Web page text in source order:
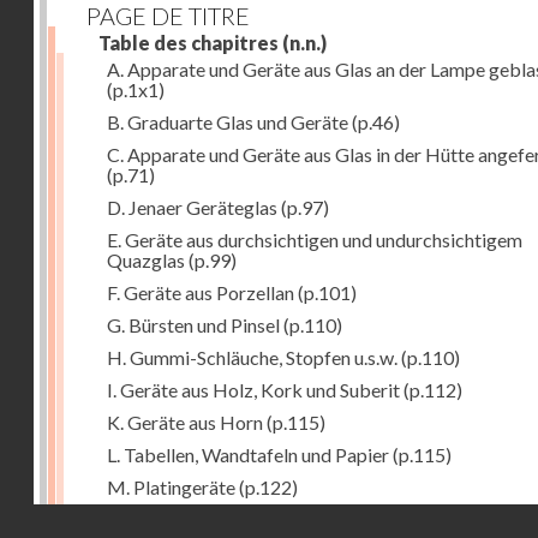
PAGE DE TITRE
Table des chapitres (n.n.)
A. Apparate und Geräte aus Glas an der Lampe
(p.1x1)
B. Graduarte Glas und Geräte(p.46)
C. Apparate und Geräte aus Glas in der Hütte
(p.71)
D. Jenaer Geräteglas (p.97)
E. Geräte aus durchsichtigen und undurchsichtigem
Quazglas (p.99)
F. Geräte aus Porzellan(p.101)
G. Bürsten und Pinsel(p.110)
H. Gummi-Schläuche, Stopfen u.s.w. (p.110)
I. Geräte aus Holz, Kork und Suberit(p.112)
K. Geräte aus Horn(p.115)
L. Tabellen, Wandtafeln und Papier(p.115)
M. Platingeräte(p.122)